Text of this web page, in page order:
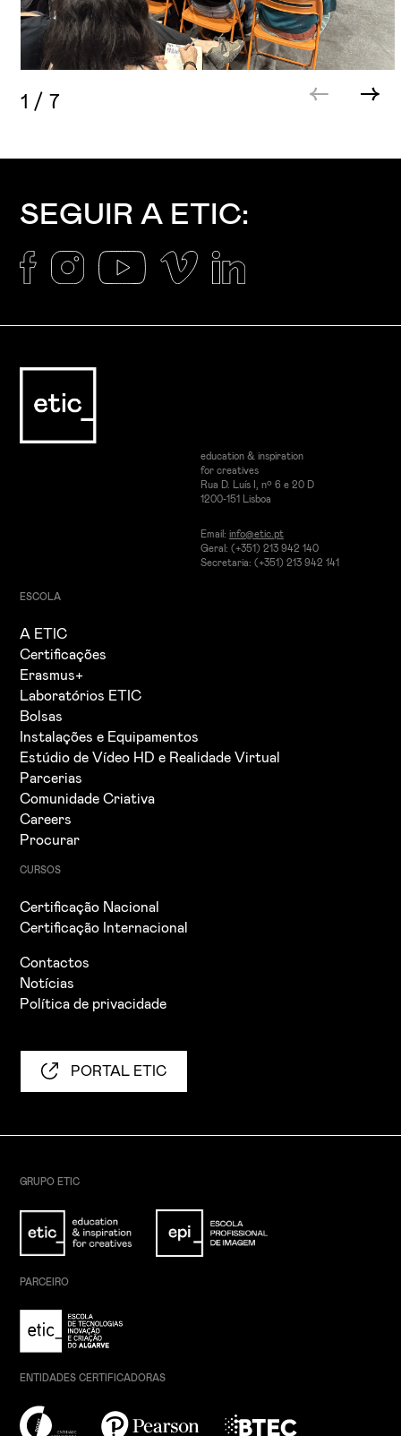
1 /7
SEGUIR A ETIC:
education & inspiration
for creatives
Rua D. Luís I, nº 6 e 20 D
1200-151 Lisboa
Email: info@etic.pt
Geral: (+351) 213 942 140
Secretaria: (+351) 213 942 141
ESCOLA
A ETIC
Certificações
Erasmus+
Laboratórios ETIC
Bolsas
Instalações e Equipamentos
Estúdio de Vídeo HD e Realidade Virtual
Parcerias
Comunidade Criativa
Careers
Procurar
CURSOS
Certificação Nacional
Certificação Internacional
Contactos
Notícias
Política de privacidade
PORTAL ETIC
GRUPO ETIC
PARCEIRO
ENTIDADES CERTIFICADORAS